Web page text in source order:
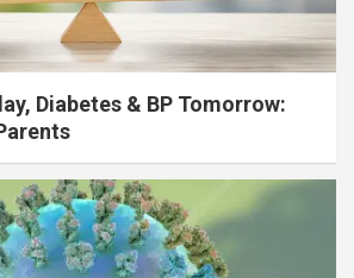
Diabetes & BP Tomorrow: